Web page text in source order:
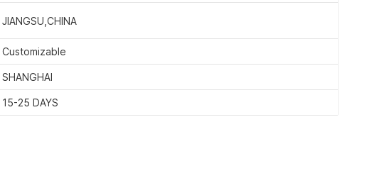
JIANGSU,CHINA
Customizable
SHANGHAI
15-25 DAYS